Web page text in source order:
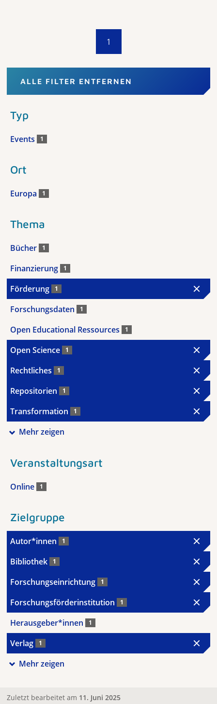
1
ALLE FILTER ENTFERNEN
Typ
Events 1
Ort
Europa 1
Thema
Bücher 1
Finanzierung 1
Förderung 1
Forschungsdaten 1
Open Educational Ressources 1
Open Science 1
Rechtliches 1
Repositorien 1
Transformation 1
Mehr zeigen
Veranstaltungsart
Online 1
Zielgruppe
Autor*innen 1
Bibliothek 1
Forschungseinrichtung 1
Forschungsförderinstitution 1
Herausgeber*innen 1
Verlag 1
Mehr zeigen
Zuletzt bearbeitet am 11. Juni 2025